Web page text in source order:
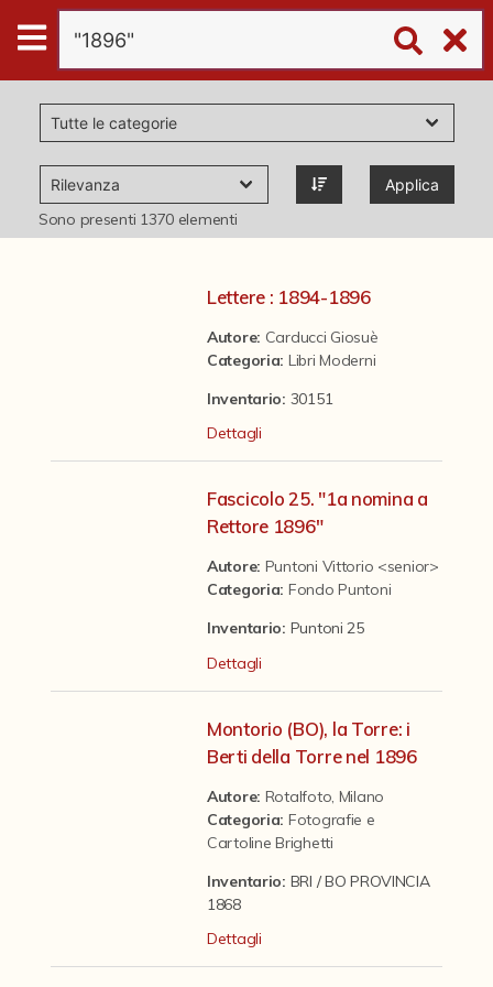
Digital
Humanities
Donazioni
Pubblicazioni
Il progetto Digital Humanities
Applica
Sono presenti 1370elementi
Lettere : 1894-1896
Autore: Carducci Giosuè
Categoria: Libri Moderni
Inventario: 30151
Dettagli
Fascicolo 25. "1a nomina a
Rettore 1896"
Autore: Puntoni Vittorio <senior>
Categoria: Fondo Puntoni
Inventario: Puntoni 25
Dettagli
Montorio (BO), la Torre: i
Berti della Torre nel 1896
Autore: Rotalfoto, Milano
Categoria: Fotografie e
Cartoline Brighetti
Inventario: BRI / BO PROVINCIA
1868
Dettagli